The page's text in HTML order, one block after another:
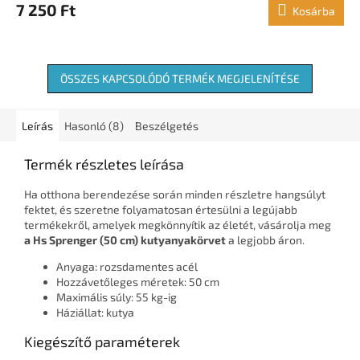
7 250 Ft Kosárba
ÖSSZES KAPCSOLÓDÓ TERMÉK MEGJELENÍTÉSE
Leírás Hasonló (8) Beszélgetés
Termék részletes leírása
Ha otthona berendezése során minden részletre hangsúlyt
fektet, és szeretne folyamatosan értesülni a legújabb
termékekről, amelyek megkönnyítik az életét, vásárolja meg
a Hs Sprenger (50 cm) kutyanyakörveta legjobb áron.
Anyaga: rozsdamentes acél
Hozzávetőleges méretek: 50 cm
Maximális súly: 55 kg-ig
Háziállat: kutya
Kiegészítő paraméterek